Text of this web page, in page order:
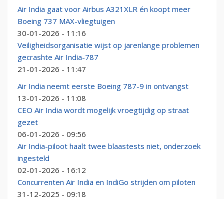
Air India gaat voor Airbus A321XLR én koopt meer
Boeing 737 MAX-vliegtuigen
30-01-2026 - 11:16
Veiligheidsorganisatie wijst op jarenlange problemen
gecrashte Air India-787
21-01-2026 - 11:47
Air India neemt eerste Boeing 787-9 in ontvangst
13-01-2026 - 11:08
CEO Air India wordt mogelijk vroegtijdig op straat
gezet
06-01-2026 - 09:56
Air India-piloot haalt twee blaastests niet, onderzoek
ingesteld
02-01-2026 - 16:12
Concurrenten Air India en IndiGo strijden om piloten
31-12-2025 - 09:18